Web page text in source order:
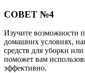
СОВЕТ №4
Изучите возможности
домашних условиях,
средств для уборки
поможет вам
эффективно.